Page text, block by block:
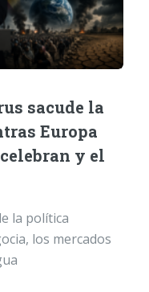
sacude la
Europa
y el
la política
los mercados